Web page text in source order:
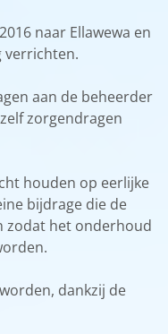
naar Ellawewa en
verrichten.
aan de beheerder
zorgendragen
houden op eerlijke
bijdrage die de
zodat het onderhoud
dankzij de